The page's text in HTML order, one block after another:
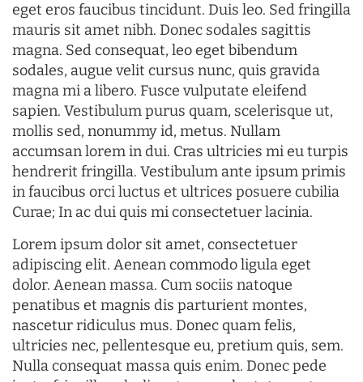
eget eros faucibus tincidunt. Duis leo. Sed fringilla
mauris sit amet nibh. Donec sodales sagittis
magna. Sed consequat, leo eget bibendum
sodales, augue velit cursus nunc, quis gravida
magna mi a libero. Fusce vulputate eleifend
sapien. Vestibulum purus quam, scelerisque ut,
mollis sed, nonummy id, metus. Nullam
accumsan lorem in dui. Cras ultricies mi eu turpis
hendrerit fringilla. Vestibulum ante ipsum primis
in faucibus orci luctus et ultrices posuere cubilia
Curae; In ac dui quis mi consectetuer lacinia.
Lorem ipsum dolor sit amet, consectetuer
adipiscing elit. Aenean commodo ligula eget
dolor. Aenean massa. Cum sociis natoque
penatibus et magnis dis parturient montes,
nascetur ridiculus mus. Donec quam felis,
ultricies nec, pellentesque eu, pretium quis, sem.
Nulla consequat massa quis enim. Donec pede